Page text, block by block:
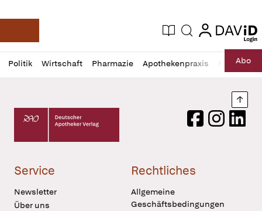
Deutsche Apotheker Zeitung
Aktuelle Ausgabe
Suche login
login
Politik Wirtschaft Pharmazie Apothekenpraxis RechtAbo
Profil
öffnen
Daz
Pur
Deutscher Apotheker Verlag Logo
FacebookInstagram
Service
Newsletter
Über uns
Rechtliches
Allgemeine
Geschäftsbedingungen